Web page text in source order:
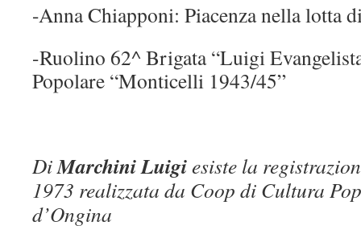
-Anna Chiapponi: Piacenza nella lotta
-Ruolino 62^ Brigata “Luigi
Popolare “Monticelli 1943/45”
DiMarchini Luigiesiste la
1973 realizzata da Coop di Cultura
d’Ongina